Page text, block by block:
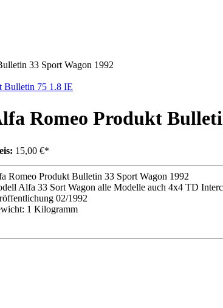
33 Sport Wagon 1992
Bulletin 75 1.8 IE
Romeo Produkt
15,00 €*
Romeo Produkt Bulletin 33 Sport Wagon 1992
Alfa 33 Sort Wagon alle Modelle auch 4x4 TD
02/1992
1 Kilogramm